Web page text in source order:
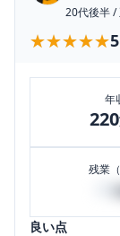
20代後半/
★★★★★
★★★★★
年
220
残業（
良い点